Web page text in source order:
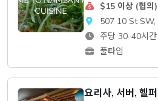
$15 이상 (협의)
507 10 St SW,
주당 30-40시간
풀타임
요리사, 서버, 헬